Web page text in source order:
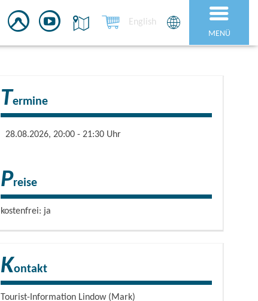
MENÜ
English
Termine
28.08.2026, 20:00 - 21:30 Uhr
Preise
kostenfrei: ja
Kontakt
Tourist-Information Lindow (Mark)